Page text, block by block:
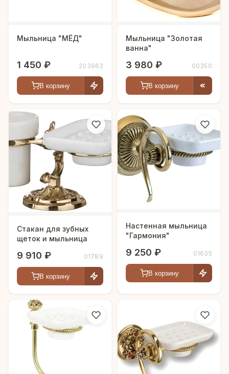
Мыльница "МЁД"
1 450 ₽ 203962
В корзину
Мыльница "Золотая
ванна"
3 980 ₽ 00350
В корзину
Стакан для зубных
щеток и мыльница
9 910 ₽ 01789
В корзину
Настенная мыльница
"Гармония"
9 250 ₽ 01635
В корзину